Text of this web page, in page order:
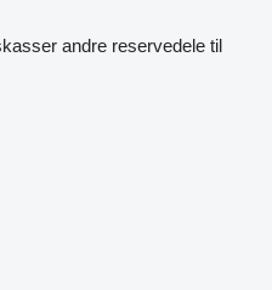
andre reservedele til